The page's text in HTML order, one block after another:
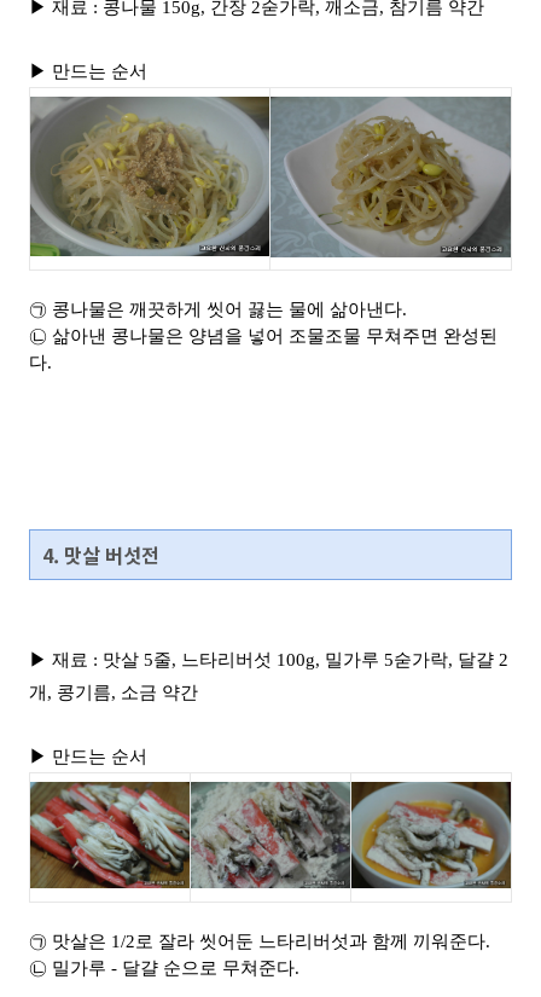
▶ 재료 : 콩나물 150g, 간장 2숟가락, 깨소금, 참기름 약간
▶ 만드는 순서
㉠ 콩나물은 깨끗하게 씻어 끓는 물에 삶아낸다.
㉡ 삶아낸 콩나물은 양념을 넣어 조물조물 무쳐주면 완성된
다.
4. 맛살 버섯전
▶ 재료 : 맛살 5줄, 느타리버섯 100g, 밀가루 5숟가락, 달걀 2
개, 콩기름, 소금 약간
▶ 만드는 순서
㉠ 맛살은 1/2로 잘라 씻어둔 느타리버섯과 함께 끼워준다.
㉡ 밀가루 - 달걀 순으로 무쳐준다.